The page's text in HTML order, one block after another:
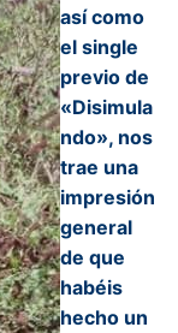
así como
el single
previo de
«Disimula
ndo», nos
trae una
impresión
general
de que
habéis
hecho un